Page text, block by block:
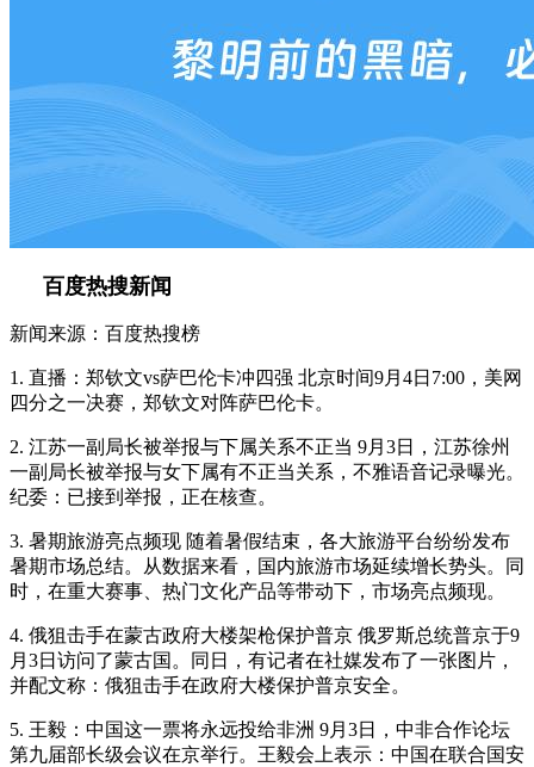
百度热搜新闻
新闻来源：百度热搜榜
1. 直播：郑钦文vs萨巴伦卡冲四强 北京时间9月4日7:00，美网
四分之一决赛，郑钦文对阵萨巴伦卡。
2. 江苏一副局长被举报与下属关系不正当 9月3日，江苏徐州
一副局长被举报与女下属有不正当关系，不雅语音记录曝光。
纪委：已接到举报，正在核查。
3. 暑期旅游亮点频现 随着暑假结束，各大旅游平台纷纷发布
暑期市场总结。从数据来看，国内旅游市场延续增长势头。同
时，在重大赛事、热门文化产品等带动下，市场亮点频现。
4. 俄狙击手在蒙古政府大楼架枪保护普京 俄罗斯总统普京于9
月3日访问了蒙古国。同日，有记者在社媒发布了一张图片，
并配文称：俄狙击手在政府大楼保护普京安全。
5. 王毅：中国这一票将永远投给非洲 9月3日，中非合作论坛
第九届部长级会议在京举行。王毅会上表示：中国在联合国安